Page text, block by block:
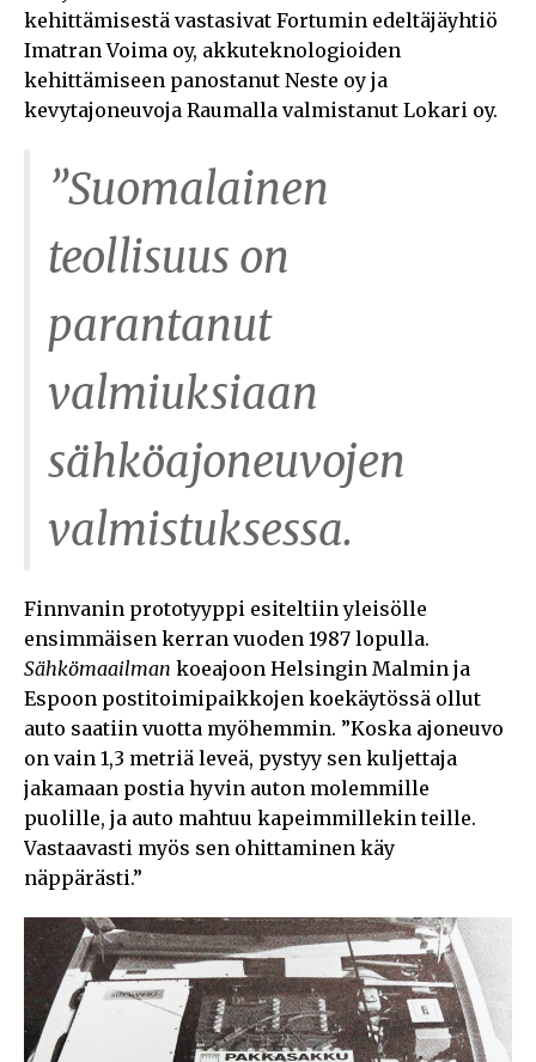
kehittämisestä vastasivat Fortumin edeltäjäyhtiö
Imatran Voima oy, akkuteknologioiden
kehittämiseen panostanut Neste oy ja
kevytajoneuvoja Raumalla valmistanut Lokari oy.
”Suomalainen
teollisuus on
parantanut
valmiuksiaan
sähköajoneuvojen
valmistuksessa.
Finnvanin prototyyppi esiteltiin yleisölle
ensimmäisen kerran vuoden 1987 lopulla.
Sähkömaailman koeajoon Helsingin Malmin ja
Espoon postitoimipaikkojen koekäytössä ollut
auto saatiin vuotta myöhemmin. ”Koska ajoneuvo
on vain 1,3 metriä leveä, pystyy sen kuljettaja
jakamaan postia hyvin auton molemmille
puolille, ja auto mahtuu kapeimmillekin teille.
Vastaavasti myös sen ohittaminen käy
näppärästi.”